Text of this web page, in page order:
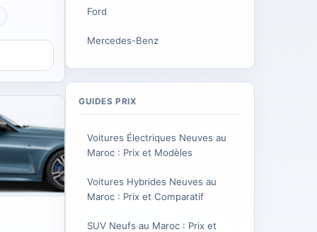
Ford
Mercedes-Benz
GUIDES PRIX
Voitures Électriques Neuves au
Maroc : Prix et Modèles
Voitures Hybrides Neuves au
Maroc : Prix et Comparatif
SUV Neufs au Maroc : Prix et